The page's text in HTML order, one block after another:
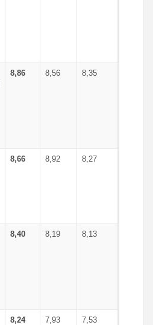
8,86 8,56 8,35
8,66 8,92 8,27
8,40 8,19 8,13
8,24 7,93 7,53